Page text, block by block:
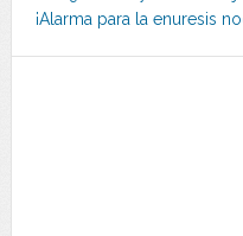
¡Alarma para la enuresis